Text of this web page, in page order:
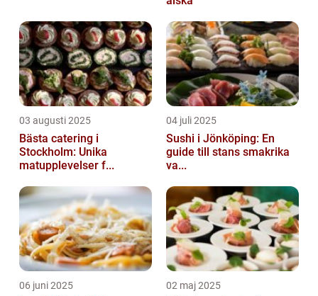
03 augusti 2025
Bästa catering i
Stockholm: Unika
matupplevelser f...
04 juli 2025
Sushi i Jönköping: En
guide till stans smakrika
va...
06 juni 2025 02 maj 2025